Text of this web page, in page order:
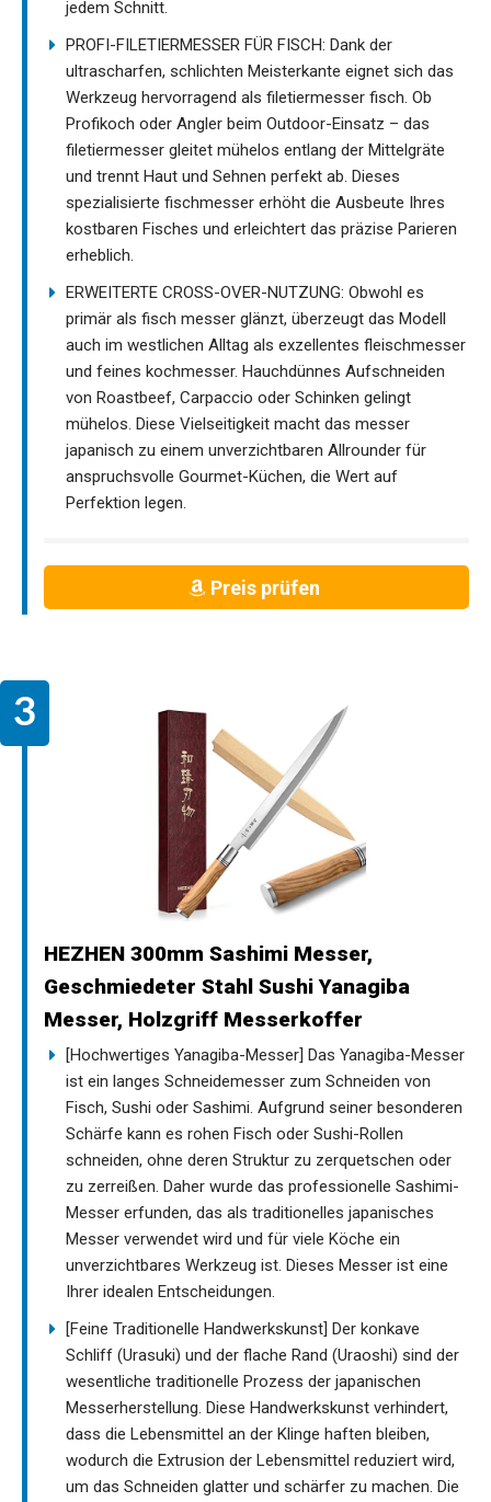
jedem Schnitt.
PROFI-FILETIERMESSER FÜR FISCH: Dank der
ultrascharfen, schlichten Meisterkante eignet sich das
Werkzeug hervorragend als filetiermesser fisch. Ob
Profikoch oder Angler beim Outdoor-Einsatz – das
filetiermesser gleitet mühelos entlang der Mittelgräte
und trennt Haut und Sehnen perfekt ab. Dieses
spezialisierte fischmesser erhöht die Ausbeute Ihres
kostbaren Fisches und erleichtert das präzise Parieren
erheblich.
ERWEITERTE CROSS-OVER-NUTZUNG: Obwohl es
primär als fisch messer glänzt, überzeugt das Modell
auch im westlichen Alltag als exzellentes fleischmesser
und feines kochmesser. Hauchdünnes Aufschneiden
von Roastbeef, Carpaccio oder Schinken gelingt
mühelos. Diese Vielseitigkeit macht das messer
japanisch zu einem unverzichtbaren Allrounder für
anspruchsvolle Gourmet-Küchen, die Wert auf
Perfektion legen.
Preis prüfen
HEZHEN 300mm Sashimi Messer,
Geschmiedeter Stahl Sushi Yanagiba
Messer, Holzgriff Messerkoffer
[Hochwertiges Yanagiba-Messer] Das Yanagiba-Messer
ist ein langes Schneidemesser zum Schneiden von
Fisch, Sushi oder Sashimi. Aufgrund seiner besonderen
Schärfe kann es rohen Fisch oder Sushi-Rollen
schneiden, ohne deren Struktur zu zerquetschen oder
zu zerreißen. Daher wurde das professionelle Sashimi-
Messer erfunden, das als traditionelles japanisches
Messer verwendet wird und für viele Köche ein
unverzichtbares Werkzeug ist. Dieses Messer ist eine
Ihrer idealen Entscheidungen.
[Feine Traditionelle Handwerkskunst] Der konkave
Schliff (Urasuki) und der flache Rand (Uraoshi) sind der
wesentliche traditionelle Prozess der japanischen
Messerherstellung. Diese Handwerkskunst verhindert,
dass die Lebensmittel an der Klinge haften bleiben,
wodurch die Extrusion der Lebensmittel reduziert wird,
um das Schneiden glatter und schärfer zu machen. Die